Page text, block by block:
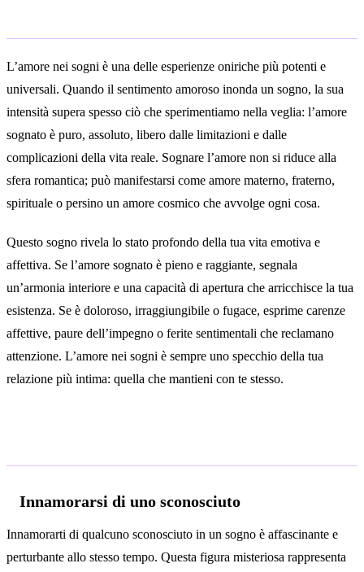
L’amore nei sogni è una delle esperienze oniriche più potenti e
universali. Quando il sentimento amoroso inonda un sogno, la sua
intensità supera spesso ciò che sperimentiamo nella veglia: l’amore
sognato è puro, assoluto, libero dalle limitazioni e dalle
complicazioni della vita reale. Sognare l’amore non si riduce alla
sfera romantica; può manifestarsi come amore materno, fraterno,
spirituale o persino un amore cosmico che avvolge ogni cosa.
Questo sogno rivela lo stato profondo della tua vita emotiva e
affettiva. Se l’amore sognato è pieno e raggiante, segnala
un’armonia interiore e una capacità di apertura che arricchisce la tua
esistenza. Se è doloroso, irraggiungibile o fugace, esprime carenze
affettive, paure dell’impegno o ferite sentimentali che reclamano
attenzione. L’amore nei sogni è sempre uno specchio della tua
relazione più intima: quella che mantieni con te stesso.
Innamorarsi di uno sconosciuto
Innamorarti di qualcuno sconosciuto in un sogno è affascinante e
perturbante allo stesso tempo. Questa figura misteriosa rappresenta